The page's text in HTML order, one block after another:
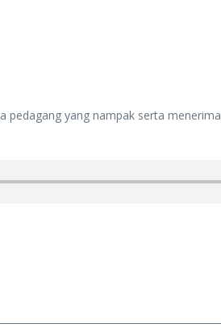
pedagang yang nampak serta